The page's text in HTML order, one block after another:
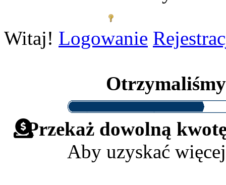
Witaj! Logowanie
Przekaż dowolną
Aby uzyskać